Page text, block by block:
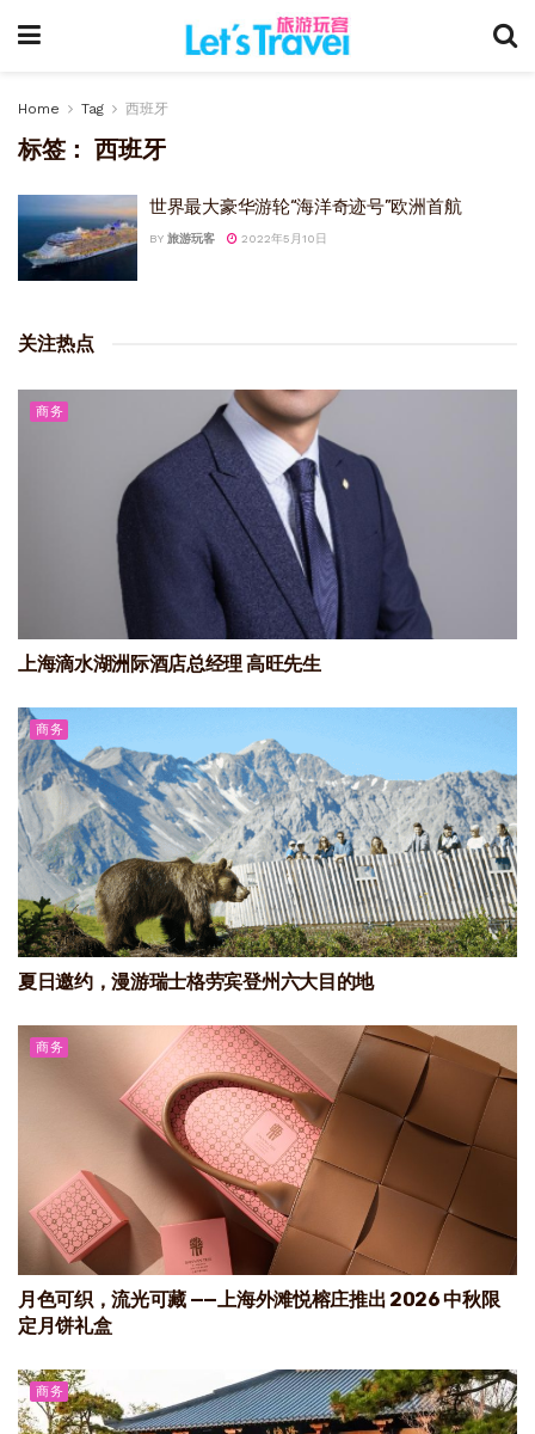
Home Tag 西班牙
标签：西班牙
世界最大豪华游轮“海洋奇迹号”欧洲首航
BY 旅游玩客 2022年5月10日
关注热点
商务
上海滴水湖洲际酒店总经理 高旺先生
商务
夏日邀约，漫游瑞士格劳宾登州六大目的地
商务
月色可织，流光可藏 ——上海外滩悦榕庄推出 2026 中秋限
定月饼礼盒
商务